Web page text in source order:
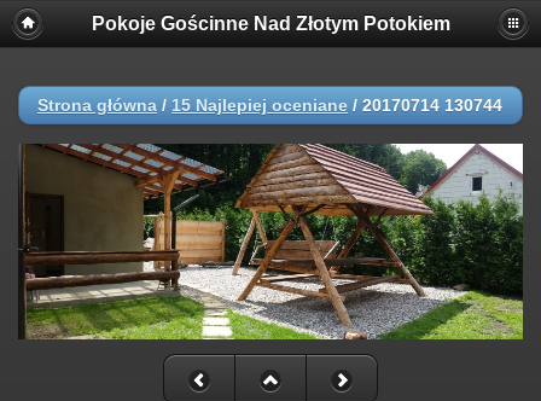
Pokoje Gościnne Nad Złotym Potokiem
Strona główna / 15 Najlepiej oceniane / 20170714 130744